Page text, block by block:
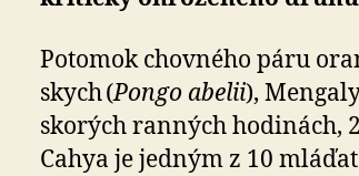
Potomok chovného páru
skych (Pongo abelii),
skorých ranných hodinách,
Cahya je jedným z 10